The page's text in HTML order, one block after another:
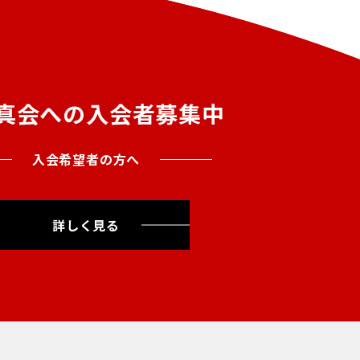
会への入会者募集中
入会希望者の方へ
詳しく見る